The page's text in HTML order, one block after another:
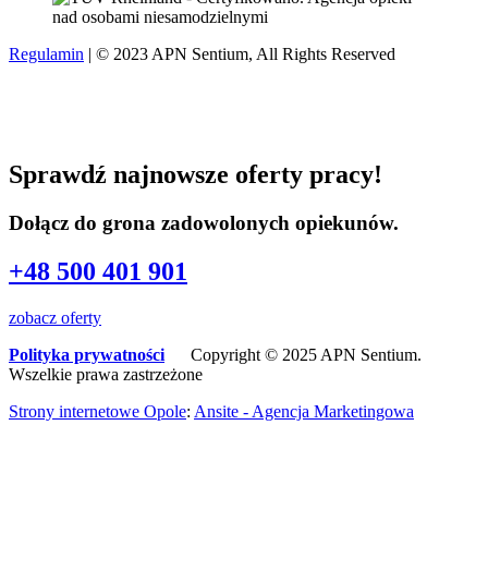
Regulamin | © 2023 APN Sentium, All Rights Reserved
Sprawdź najnowsze oferty pracy!
Dołącz do grona zadowolonych opiekunów.
+48 500 401 901
zobacz oferty
Polityka prywatności
Copyright © 2025 APN Sentium.
Wszelkie prawa zastrzeżone
Strony internetowe Opole: Ansite - Agencja Marketingowa